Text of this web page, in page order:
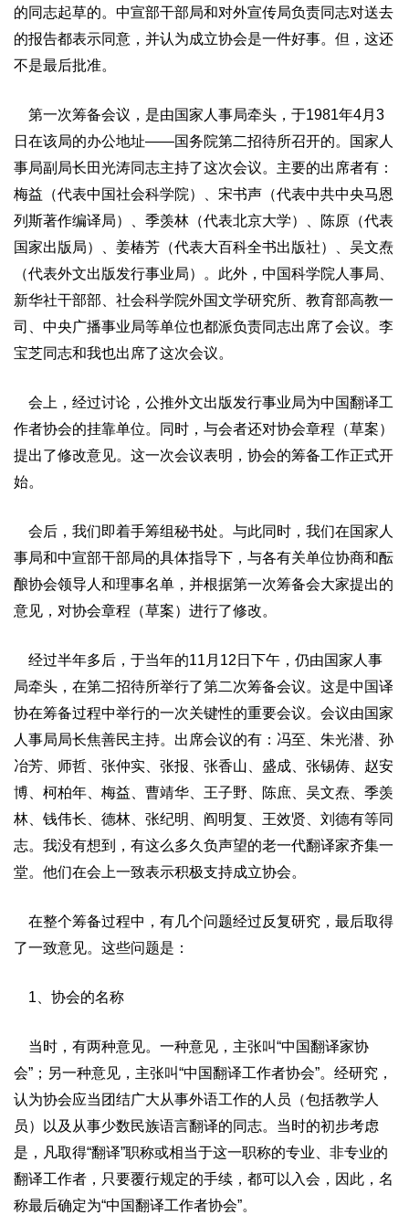
的同志起草的。中宣部干部局和对外宣传局负责同志对送去
的报告都表示同意，并认为成立协会是一件好事。但，这还
不是最后批准。
第一次筹备会议，是由国家人事局牵头，于1981年4月3
日在该局的办公地址——国务院第二招待所召开的。国家人
事局副局长田光涛同志主持了这次会议。主要的出席者有：
梅益（代表中国社会科学院）、宋书声（代表中共中央马恩
列斯著作编译局）、季羡林（代表北京大学）、陈原（代表
国家出版局）、姜椿芳（代表大百科全书出版社）、吴文焘
（代表外文出版发行事业局）。此外，中国科学院人事局、
新华社干部部、社会科学院外国文学研究所、教育部高教一
司、中央广播事业局等单位也都派负责同志出席了会议。李
宝芝同志和我也出席了这次会议。
会上，经过讨论，公推外文出版发行事业局为中国翻译工
作者协会的挂靠单位。同时，与会者还对协会章程（草案）
提出了修改意见。这一次会议表明，协会的筹备工作正式开
始。
会后，我们即着手筹组秘书处。与此同时，我们在国家人
事局和中宣部干部局的具体指导下，与各有关单位协商和酝
酿协会领导人和理事名单，并根据第一次筹备会大家提出的
意见，对协会章程（草案）进行了修改。
经过半年多后，于当年的11月12日下午，仍由国家人事
局牵头，在第二招待所举行了第二次筹备会议。这是中国译
协在筹备过程中举行的一次关键性的重要会议。会议由国家
人事局局长焦善民主持。出席会议的有：冯至、朱光潜、孙
冶芳、师哲、张仲实、张报、张香山、盛成、张锡俦、赵安
博、柯柏年、梅益、曹靖华、王子野、陈庶、吴文焘、季羡
林、钱伟长、德林、张纪明、阎明复、王效贤、刘德有等同
志。我没有想到，有这么多久负声望的老一代翻译家齐集一
堂。他们在会上一致表示积极支持成立协会。
在整个筹备过程中，有几个问题经过反复研究，最后取得
了一致意见。这些问题是：
1、协会的名称
当时，有两种意见。一种意见，主张叫“中国翻译家协
会”；另一种意见，主张叫“中国翻译工作者协会”。经研究，
认为协会应当团结广大从事外语工作的人员（包括教学人
员）以及从事少数民族语言翻译的同志。当时的初步考虑
是，凡取得“翻译”职称或相当于这一职称的专业、非专业的
翻译工作者，只要覆行规定的手续，都可以入会，因此，名
称最后确定为“中国翻译工作者协会”。